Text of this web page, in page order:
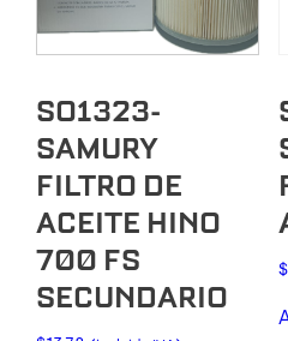
SO1323-
SAMURY
FILTRO DE
ACEITE HINO
700 FS
SECUNDARIO
$